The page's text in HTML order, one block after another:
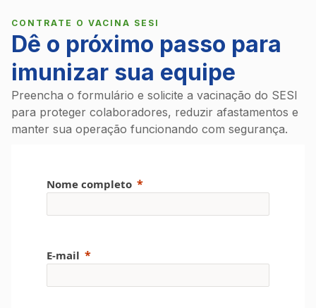
CONTRATE O VACINA SESI
Dê o próximo passo para
imunizar sua equipe
Preencha o formulário e solicite a vacinação do SESI
para proteger colaboradores, reduzir afastamentos e
manter sua operação funcionando com segurança.
Nome completo
E-mail